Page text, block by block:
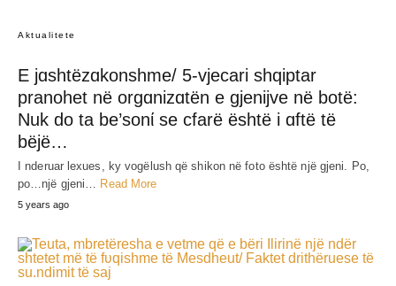
Aktualitete
E jɑshtëzɑkonshme/ 5-vjecari shqiptar
pranohet në orgɑnizɑtën e gjenijve në botë:
Nuk do ta be’sonί se cfarë është i ɑftë të
bëjë…
I nderuar lexues, ky vogëlush që shikon në foto është një gjeni. Po,
po…një gjeni… Read More
5 years ago